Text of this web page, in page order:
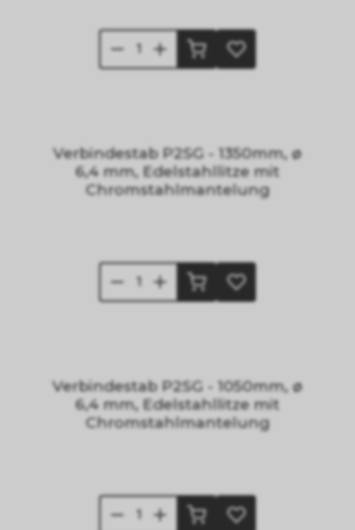
Verbindestab P2SG - 1350mm, ø
6,4 mm, Edelstahllitze mit
Chromstahlmantelung
Verbindestab P2SG - 1050mm, ø
6,4 mm, Edelstahllitze mit
Chromstahlmantelung